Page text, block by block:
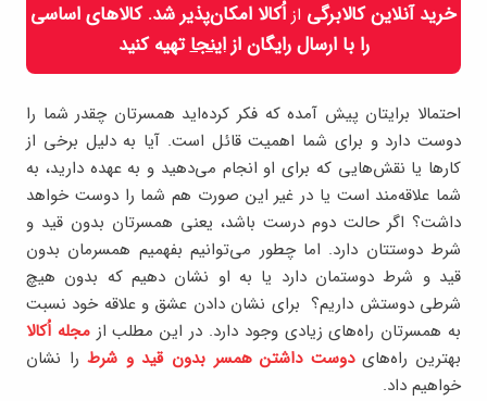
خرید آنلاین کالابرگی از اُکالا امکان‌پذیر شد. کالاهای اساسی
را با ارسال رایگان ازاینجاتهیه کنید
احتمالا برایتان پیش آمده که فکر کرده‌اید همسرتان چقدر شما را
دوست دارد و برای شما اهمیت قائل است. آیا به دلیل برخی از
کارها یا نقش‌هایی که برای او انجام می‌دهید و به عهده دارید، به
شما علاقه‌مند است یا در غیر این صورت هم شما را دوست خواهد
داشت؟ اگر حالت دوم درست باشد، یعنی همسرتان بدون قید و
شرط دوستتان دارد. اما چطور می‌توانیم بفهمیم همسرمان بدون
قید و شرط دوستمان دارد یا به او نشان دهیم که بدون هیچ
شرطی دوستش داریم؟ برای نشان دادن عشق و علاقه خود نسبت
به همسرتان راه‌های زیادی وجود دارد. در این مطلب ازمجله اُکالا
بهترین راه‌هایدوست داشتن همسر بدون قید و شرطرا نشان
خواهیم داد.